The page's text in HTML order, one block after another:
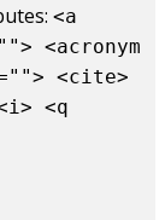
<a
<acronym
<cite>
<q